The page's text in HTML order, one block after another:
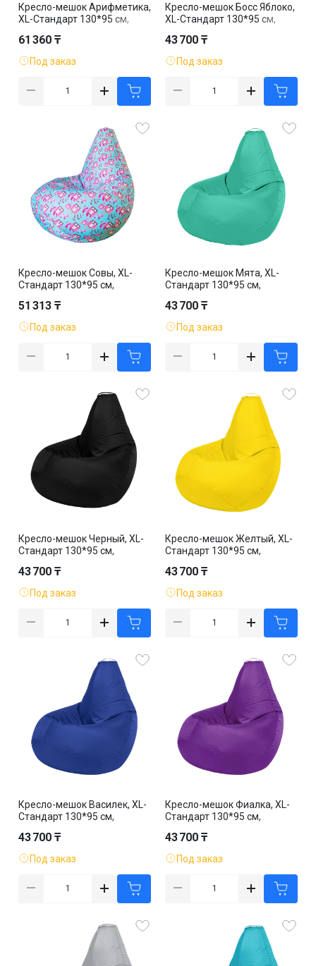
Кресло-мешок Арифметика,
XL-Стандарт 130*95 см,
61 360 ₸
Под заказ
Кресло-мешок Босс Яблоко,
XL-Стандарт 130*95 см,
43 700 ₸
Под заказ
Кресло-мешок Совы, XL-
Стандарт 130*95 см,
51 313 ₸
Под заказ
Кресло-мешок Мята, XL-
Стандарт 130*95 см,
43 700 ₸
Под заказ
Кресло-мешок Черный, XL-
Стандарт 130*95 см,
43 700 ₸
Под заказ
Кресло-мешок Желтый, XL-
Стандарт 130*95 см,
43 700 ₸
Под заказ
Кресло-мешок Василек, XL-
Стандарт 130*95 см,
43 700 ₸
Под заказ
Кресло-мешок Фиалка, XL-
Стандарт 130*95 см,
43 700 ₸
Под заказ